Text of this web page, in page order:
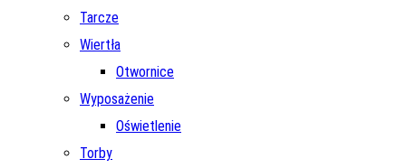
Tarcze
Wiertła
Otwornice
Wyposażenie
Oświetlenie
Torby